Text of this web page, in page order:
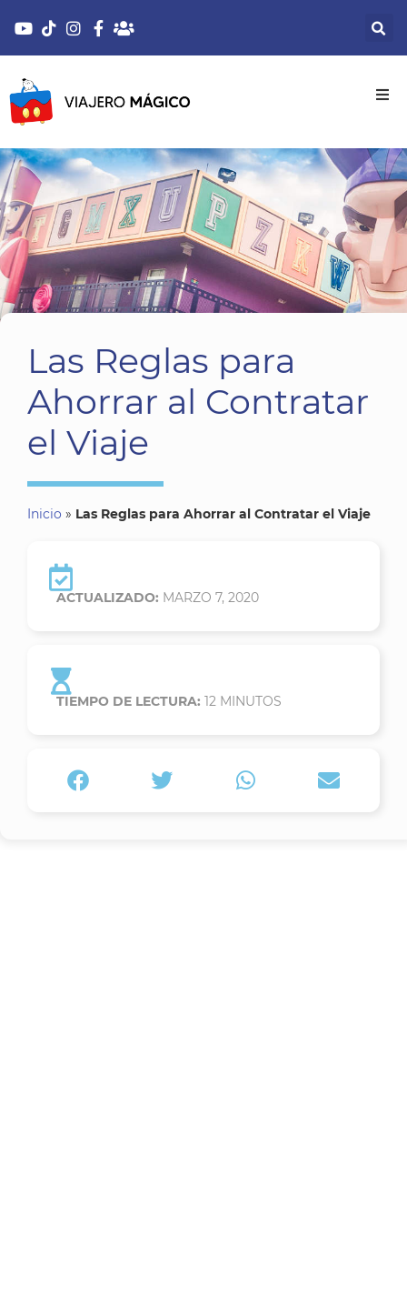
Las Reglas para
Ahorrar al Contratar
el Viaje
Inicio » Las Reglas para Ahorrar al Contratar el Viaje
ACTUALIZADO: MARZO 7, 2020
TIEMPO DE LECTURA: 12 MINUTOS